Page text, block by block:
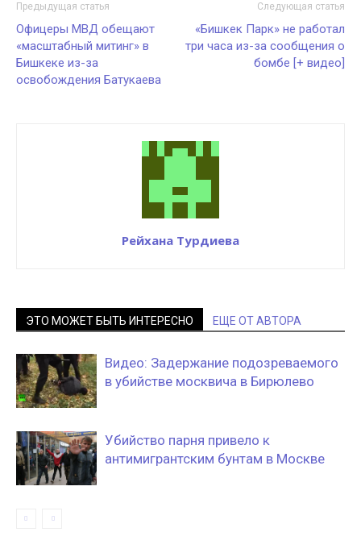
Предыдущая статья
Офицеры МВД обещают
«масштабный митинг» в
Бишкеке из-за
освобождения Батукаева
Следующая статья
«Бишкек Парк» не работал
три часа из-за сообщения о
бомбе [+ видео]
Рейхана Турдиева
ЭТО МОЖЕТ БЫТЬ ИНТЕРЕСНО ЕЩЕ ОТ АВТОРА
Видео: Задержание подозреваемого
в убийстве москвича в Бирюлево
Убийство парня привело к
антимигрантским бунтам в Москве